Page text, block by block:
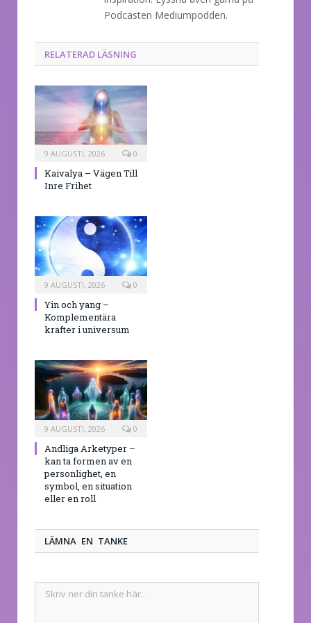
Podcasten Mediumpodden.
RELATERAD LÄSNING
9 AUGUSTI, 2026 0
Kaivalya – Vägen Till
Inre Frihet
9 AUGUSTI, 2026 0
Yin och yang –
Komplementära
krafter i universum
9 AUGUSTI, 2026 0
Andliga Arketyper –
kan ta formen av en
personlighet, en
symbol, en situation
eller en roll
LÄMNA EN TANKE